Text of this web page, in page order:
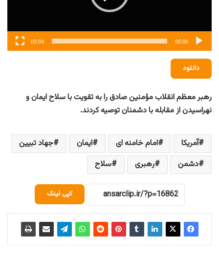
00:00
03:04
دانلود
رهبر معظم انقلاب مؤمنین صادق را به تقویت با سلاح ایمان و
نهراسیدن از مقابله با دشمنان توصیه کردند.
آمریکا امام خامنه ای ایمان
جهاد تبیین
دشمن
رهبری سلاح
کپی لینک